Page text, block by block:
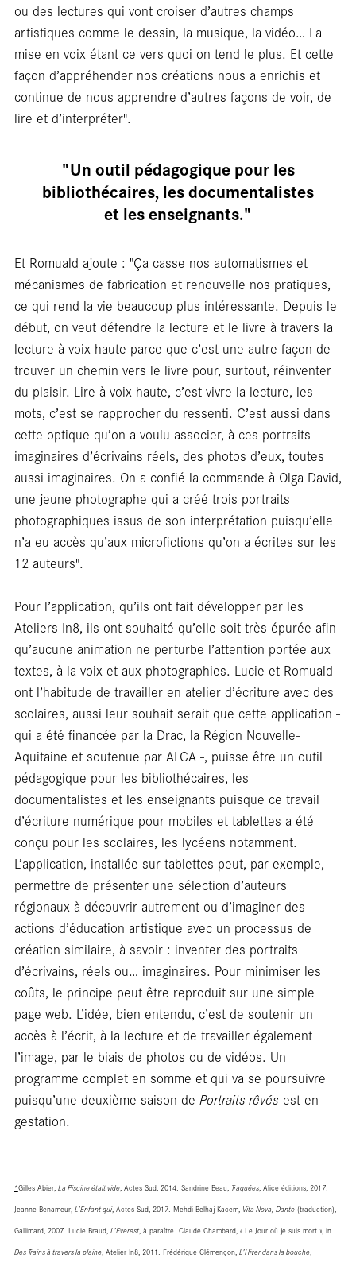
ou des lectures qui vont croiser d’autres champs
artistiques comme le dessin, la musique, la vidéo… La
mise en voix étant ce vers quoi on tend le plus. Et cette
façon d’appréhender nos créations nous a enrichis et
continue de nous apprendre d’autres façons de voir, de
lire et d’interpréter".
"Un outil pédagogique pour les
bibliothécaires, les documentalistes
et les enseignants."
Et Romuald ajoute : "Ça casse nos automatismes et
mécanismes de fabrication et renouvelle nos pratiques,
ce qui rend la vie beaucoup plus intéressante. Depuis le
début, on veut défendre la lecture et le livre à travers la
lecture à voix haute parce que c’est une autre façon de
trouver un chemin vers le livre pour, surtout, réinventer
du plaisir. Lire à voix haute, c’est vivre la lecture, les
mots, c’est se rapprocher du ressenti. C’est aussi dans
cette optique qu’on a voulu associer, à ces portraits
imaginaires d’écrivains réels, des photos d’eux, toutes
aussi imaginaires. On a confié la commande à Olga David,
une jeune photographe qui a créé trois portraits
photographiques issus de son interprétation puisqu’elle
n’a eu accès qu’aux microfictions qu’on a écrites sur les
12 auteurs".
Pour l’application, qu’ils ont fait développer par les
Ateliers In8, ils ont souhaité qu’elle soit très épurée afin
qu’aucune animation ne perturbe l’attention portée aux
textes, à la voix et aux photographies. Lucie et Romuald
ont l’habitude de travailler en atelier d’écriture avec des
scolaires, aussi leur souhait serait que cette application -
qui a été financée par la Drac, la Région Nouvelle-
Aquitaine et soutenue par ALCA -, puisse être un outil
pédagogique pour les bibliothécaires, les
documentalistes et les enseignants puisque ce travail
d’écriture numérique pour mobiles et tablettes a été
conçu pour les scolaires, les lycéens notamment.
L’application, installée sur tablettes peut, par exemple,
permettre de présenter une sélection d’auteurs
régionaux à découvrir autrement ou d’imaginer des
actions d’éducation artistique avec un processus de
création similaire, à savoir : inventer des portraits
d’écrivains, réels ou… imaginaires. Pour minimiser les
coûts, le principe peut être reproduit sur une simple
page web. L’idée, bien entendu, c’est de soutenir un
accès à l’écrit, à la lecture et de travailler également
l’image, par le biais de photos ou de vidéos. Un
programme complet en somme et qui va se poursuivre
puisqu’une deuxième saison de Portraits rêvés est en
gestation.
*Gilles Abier, La Piscine était vide, Actes Sud, 2014. Sandrine Beau, Traquées, Alice éditions, 2017.
Jeanne Benameur, L’Enfant qui, Actes Sud, 2017. Mehdi Belhaj Kacem, Vita Nova, Dante(traduction),
Gallimard, 2007. Lucie Braud, L’Everest, à paraître. Claude Chambard, « Le Jour où je suis mort », in
Des Trains à travers la plaine, Atelier In8, 2011. Frédérique Clémençon, L’Hiver dans la bouche,